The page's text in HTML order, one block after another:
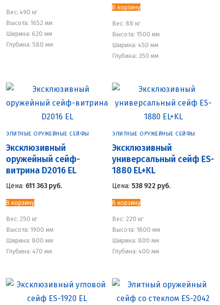
Вес: 490 кг
Высота: 1652 мм
Ширина: 620 мм
Глубина: 580 мм
В корзину
Вес: 88 кг
Высота: 1500 мм
Ширина: 450 мм
Глубина: 350 мм
ЭЛИТНЫЕ ОРУЖЕЙНЫЕ СЕЙФЫ
Эксклюзивный
оружейный сейф-
витрина D2016 EL
Цена: 611 363 руб.
В корзину
Вес: 250 кг
Высота: 1900 мм
Ширина: 800 мм
Глубина: 470 мм
ЭЛИТНЫЕ ОРУЖЕЙНЫЕ СЕЙФЫ
Эксклюзивный
универсальный сейф ES-
1880 EL+KL
Цена: 538 922 руб.
В корзину
Вес: 220 кг
Высота: 1800 мм
Ширина: 800 мм
Глубина: 400 мм